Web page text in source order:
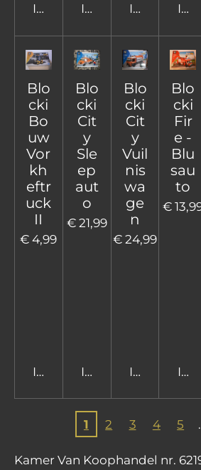
In winkelwagenIn winkelwagen
In In
Blo
cki
Bo
uw
Vor
kh
eftr
uck
II
€ 4,99
In winkelwagen
Blo
cki
Cit
y
Sle
ep
aut
o
€ 21,99
In winkelwagen
Blo
cki
Cit
y
Vuil
nis
wa
ge
n
€ 24,99
In
Blo
cki
Fir
e -
Blu
sau
to
€
In
1 2 3 4 5
Kamer Van Koophandel nr.